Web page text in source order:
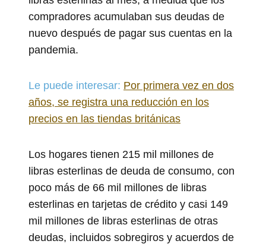
compradores acumulaban sus deudas de
nuevo después de pagar sus cuentas en la
pandemia.
Le puede interesar: Por primera vez en dos
años, se registra una reducción en los
precios en las tiendas británicas
Los hogares tienen 215 mil millones de
libras esterlinas de deuda de consumo, con
poco más de 66 mil millones de libras
esterlinas en tarjetas de crédito y casi 149
mil millones de libras esterlinas de otras
deudas, incluidos sobregiros y acuerdos de